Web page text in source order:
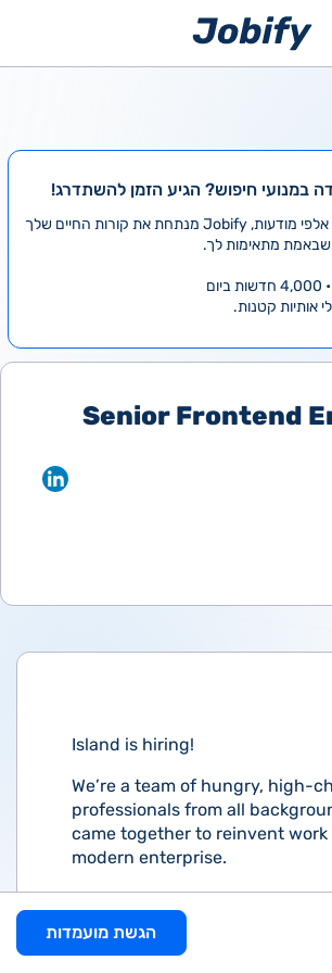
במנועי חיפוש? הגיע הזמן להשתדרג!
במקום לעבור לבד על אלפי מודעות, Jobify מנתחת את קורות החיים שלך
מתאימות לך.
אותיות קטנות.
Senior Frontend
Island is hiring!
We’re a team of hungry, high-
professionals from all
came together to reinvent
modern enterprise.
And we’re always looking for
human beings (not resumes) to
movement.
הגשת מועמדות